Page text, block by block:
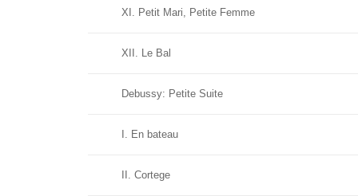
XI. Petit Mari, Petite Femme
XII. Le Bal
Debussy: Petite Suite
I. En bateau
II. Cortege